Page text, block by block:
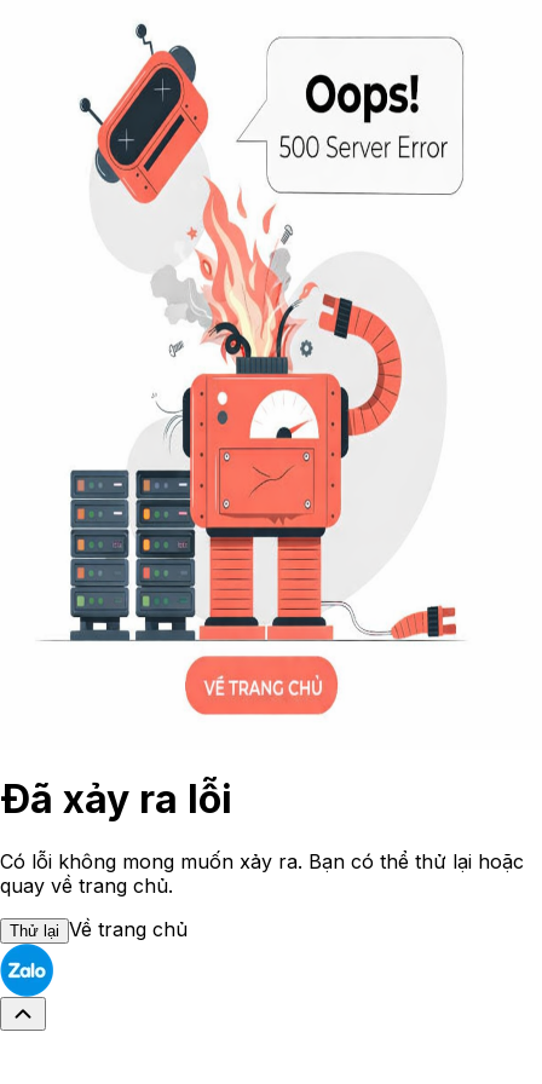
Đã xảy ra lỗi
Có lỗi không mong muốn xảy ra. Bạn có thể thử lại hoặc
quay về trang chủ.
Thử lại Về trang chủ